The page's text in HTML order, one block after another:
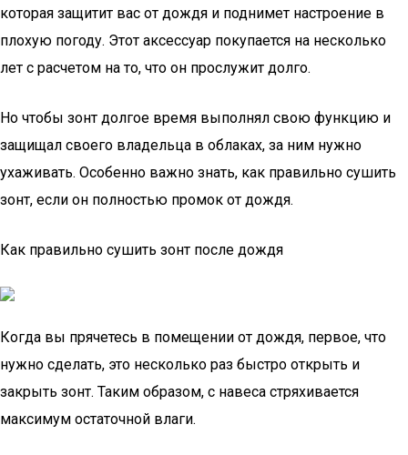
которая защитит вас от дождя и поднимет настроение в
плохую погоду. Этот аксессуар покупается на несколько
лет с расчетом на то, что он прослужит долго.
Но чтобы зонт долгое время выполнял свою функцию и
защищал своего владельца в облаках, за ним нужно
ухаживать. Особенно важно знать, как правильно сушить
зонт, если он полностью промок от дождя.
Как правильно сушить зонт после дождя
Когда вы прячетесь в помещении от дождя, первое, что
нужно сделать, это несколько раз быстро открыть и
закрыть зонт. Таким образом, с навеса стряхивается
максимум остаточной влаги.